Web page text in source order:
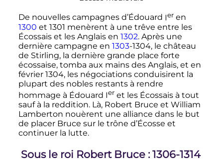
De nouvelles campagnes d’Édouard Ieren
1300 et 1301 menèrent à une trêve entre les
Écossais et les Anglais en 1302. Après une
dernière campagne en 1303-1304, le château
de Stirling, la dernière grande place forte
écossaise, tomba aux mains des Anglais, et en
février 1304, les négociations conduisirent la
plupart des nobles restants à rendre
hommage à Édouard Ieret les Écossais à tout
sauf à la reddition. Là, Robert Bruce et William
Lamberton nouèrent une alliance dans le but
de placer Bruce sur le trône d’Écosse et
continuer la lutte.
Sous le roi Robert Bruce : 1306-1314